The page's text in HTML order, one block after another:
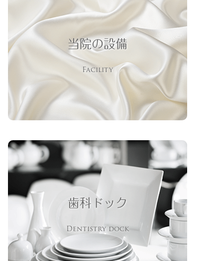
当院の設備
Facility
歯科ドック
Dentistry dock